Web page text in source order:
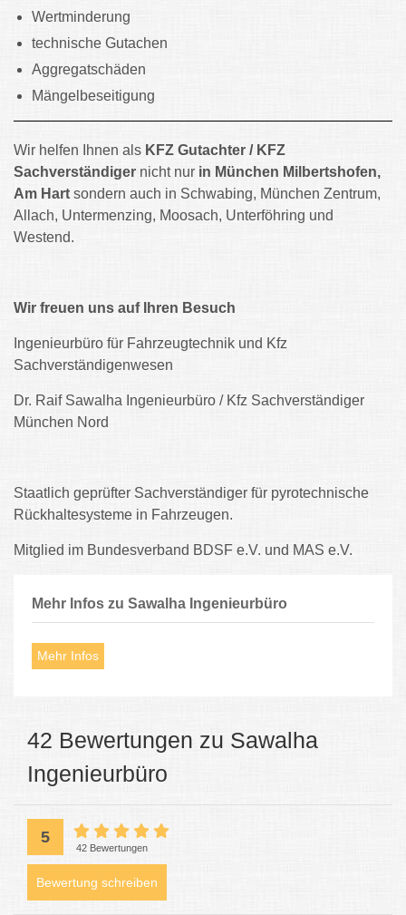
Wertminderung
technische Gutachen
Aggregatschäden
Mängelbeseitigung
Wir helfen Ihnen als KFZ Gutachter / KFZ
Sachverständiger nicht nur in München Milbertshofen,
Am Hart sondern auch in Schwabing, München Zentrum,
Allach, Untermenzing, Moosach, Unterföhring und
Westend.
Wir freuen uns auf Ihren Besuch
Ingenieurbüro für Fahrzeugtechnik und Kfz
Sachverständigenwesen
Dr. Raif Sawalha Ingenieurbüro / Kfz Sachverständiger
München Nord
Staatlich geprüfter Sachverständiger für pyrotechnische
Rückhaltesysteme in Fahrzeugen.
Mitglied im Bundesverband BDSF e.V. und MAS e.V.
Mehr Infos zu Sawalha Ingenieurbüro
Mehr Infos
42 Bewertungen zu Sawalha
Ingenieurbüro
5
42 Bewertungen
Bewertung schreiben